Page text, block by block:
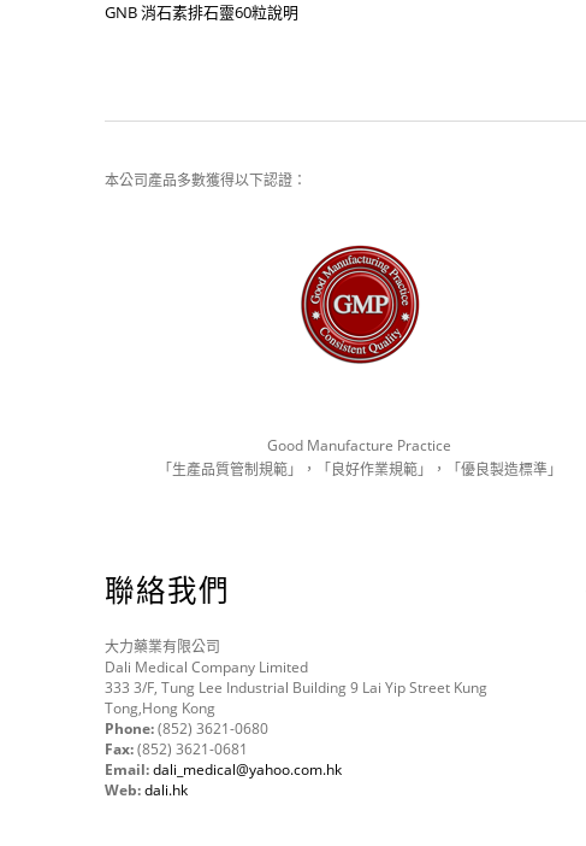
GNB 消石素排石靈60粒說明
本公司產品多數獲得以下認證：
Good Manufacture Practice
「生產品質管制規範」，「良好作業規範」，「優良製造標準」
聯絡我們
大力藥業有限公司
Dali Medical Company Limited
333 3/F, Tung Lee Industrial Building 9 Lai Yip Street Kung
Tong,Hong Kong
Phone:(852) 3621-0680
Fax:(852) 3621-0681
Email:dali_medical@yahoo.com.hk
Web:dali.hk